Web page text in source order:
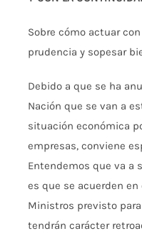
Sobre cómo actuar
prudencia y sopesar
Debido a que se ha
Nación que se van a
situación económica
empresas, conviene
Entendemos que va a
es que se acuerden
Ministros previsto
tendrán carácter